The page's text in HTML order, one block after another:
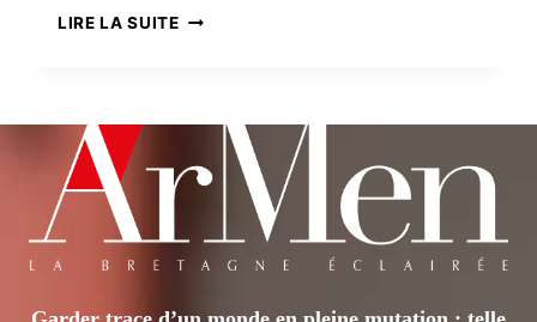
LIRE LA SUITECHASSEUR